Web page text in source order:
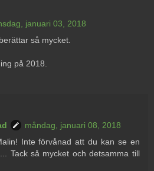
januari 03, 2018
så mycket.
på 2018.
måndag, januari 08, 2018
Inte förvånad att du kan se en
Tack så mycket och detsamma till